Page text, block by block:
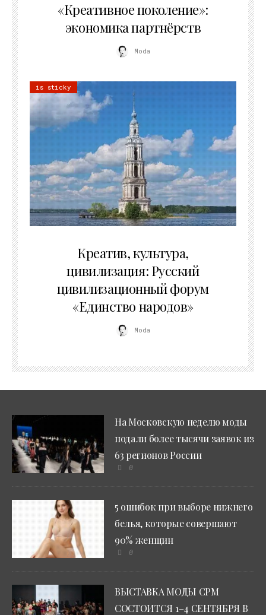
«Креативное поколение»:
экономика партнёрств
Moda
is sticky
Креатив, культура,
цивилизация: Русский
цивилизационный форум
«Единство народов»
Moda
На Московскую неделю моды
подали более тысячи заявок из
63 регионов России
0
5 ошибок при выборе нижнего
белья, которые совершают
90% женщин
0
ВЫСТАВКА МОДЫ CPM
СОСТОИТСЯ 1–4 СЕНТЯБРЯ В